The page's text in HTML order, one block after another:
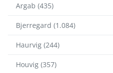
Argab (435)
Bjerregard (1.084)
Haurvig (244)
Houvig (357)